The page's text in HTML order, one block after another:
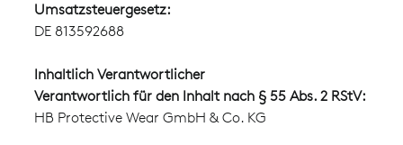
Umsatzsteuergesetz:
DE 813592688
Inhaltlich Verantwortlicher
Verantwortlich für den Inhalt nach § 55 Abs. 2 RStV:
HB Protective Wear GmbH & Co. KG